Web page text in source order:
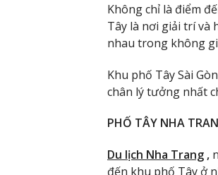
Không chỉ là điểm
Tây là nơi giải trí và
nhau trong không
Khu phố Tây Sài
chân lý tưởng nhất
PHỐ TÂY NHA
Du lịch Nha Trang ,
đến khu phố Tây ở